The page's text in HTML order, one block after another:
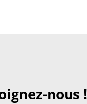
nous !